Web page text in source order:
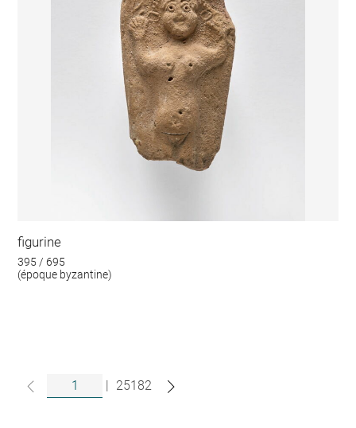
figurine
395 / 695
(époque byzantine)
| 25182